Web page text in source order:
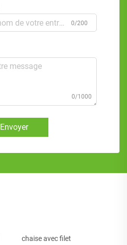
0/200
0/1000
Envoyer
chaise avec filet